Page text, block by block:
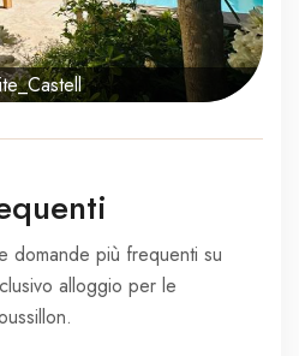
domande più frequenti su
alloggio per le